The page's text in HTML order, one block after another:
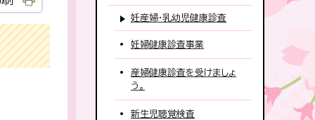
妊産婦・乳幼児健康診査
妊婦健康診査事業
産婦健康診査を受けましょ
う。
新生児聴覚検査